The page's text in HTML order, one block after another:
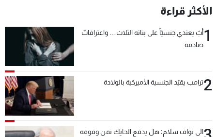
الأكثر قراءة
1أبٌ يعتدي جنسيّاً على بناته الثلاث… واعترافاتٌ
صادمة
2ترامب يقيّد الجنسية الأميركية بالولادة
الى نواف سلام: هل يدفع الحايك ثمن وقوفه